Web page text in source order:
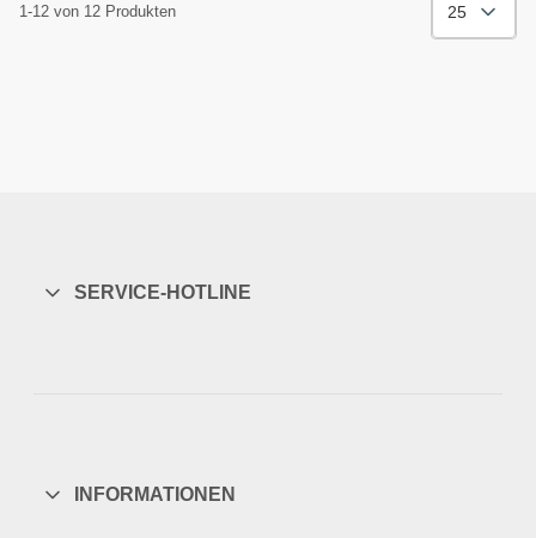
1-12 von 12 Produkten 25
SERVICE-HOTLINE
INFORMATIONEN